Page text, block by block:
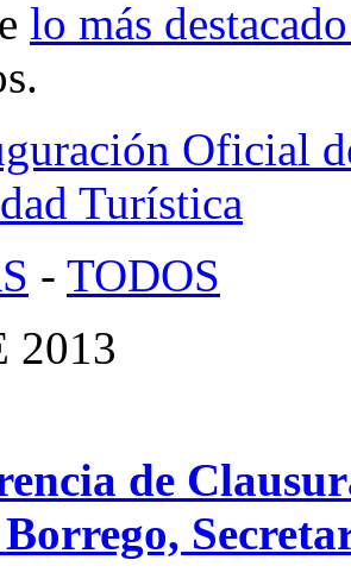
lo más
Oficial
Turística
- TODOS
2013
de